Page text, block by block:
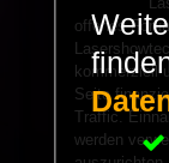
offenes
kommerziell
Seite
Traffic.
werden